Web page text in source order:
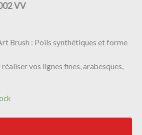
VV
Brush : Poils synthétiques et forme
vos lignes fines, arabesques,